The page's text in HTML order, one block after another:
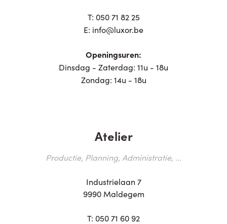
T: 050 71 82 25
E: info@luxor.be
Openingsuren:
Dinsdag - Zaterdag: 11u - 18u
Zondag: 14u - 18u
Atelier
Productie, Planning, Administratie, ...
Industrielaan 7
9990 Maldegem
T: 050 71 60 92